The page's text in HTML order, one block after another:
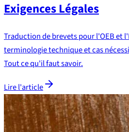
Exigences Légales
Traduction de brevets pour l'OEB et
terminologie technique et cas
Tout ce qu'il faut savoir.
Lire l'article